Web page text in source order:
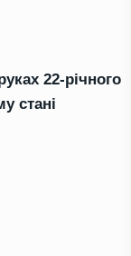
22-річного
стані